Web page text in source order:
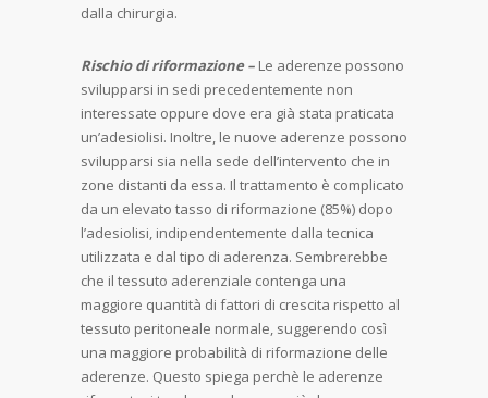
dalla chirurgia.
Rischio di riformazione – Le aderenze possono
svilupparsi in sedi precedentemente non
interessate oppure dove era già stata praticata
un’adesiolisi. Inoltre, le nuove aderenze possono
svilupparsi sia nella sede dell’intervento che in
zone distanti da essa. Il trattamento è complicato
da un elevato tasso di riformazione (85%) dopo
l’adesiolisi, indipendentemente dalla tecnica
utilizzata e dal tipo di aderenza. Sembrerebbe
che il tessuto aderenziale contenga una
maggiore quantità di fattori di crescita rispetto al
tessuto peritoneale normale, suggerendo così
una maggiore probabilità di riformazione delle
aderenze. Questo spiega perchè le aderenze